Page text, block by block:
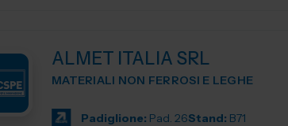
ALMET ITALIA SRL
MATERIALI NON FERROSI E LEGHE
Padiglione: Pad. 26Stand: B71